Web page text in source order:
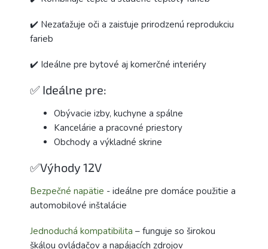
✔️ Nezaťažuje oči a zaisťuje prirodzenú reprodukciu
farieb
✔️ Ideálne pre bytové aj komerčné interiéry
✅ Ideálne pre:
Obývacie izby, kuchyne a spálne
Kancelárie a pracovné priestory
Obchody a výkladné skrine
✅Výhody 12V
Bezpečné napätie - ideálne pre domáce použitie a
automobilové inštalácie
Jednoduchá kompatibilita – funguje so širokou
škálou ovládačov a napájacích zdrojov